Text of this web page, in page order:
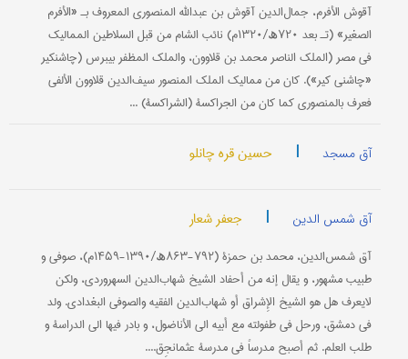
آقوش الأفرم، جمال‌الدین آقوش بن عبدالله المنصوري المعروف بـ «الأفرم
الصغیر» (تـ بعد ۷۲۰ھ/۱۳۲۰م) نائب الشام من قبل السلاطین الممالیک
في مصر (الملک الناصر محمد بن قلاوون، والملک المظفر بیبرس (چاشنکیر
«چاشني کیر»). کان من ممالیک الملک المنصور سیف‌الدین قلاوون الألفي
فعرف بالمنصوري کما کان من الجراکسة (الشراکسة) ...
آق مسجد | حسین قره چانلو
آق شمس الدین | جعفر شعار
آق‌ شمس‌الدین، محمد بن حمزة (۷۹۲-۸۶۳ھ/۱۳۹۰-۱۴۵۹م)، صوفي و
طبیب مشهور، و یقال إنه من أحفاد الشیخ شهاب‌الدین السهروردي، ولکن
لایعرف هل هو الشیخ الإِشراق أو شهاب‌الدین الفقیه والصوفي البغدادي. ولد
في دمشق، ورحل في طفولته مع أبیه الی الأناضول، و بادر فیها الی الدراسة و
طلب العلم. ثم أصبح مدرساً في مدرسة عثمانجِق....